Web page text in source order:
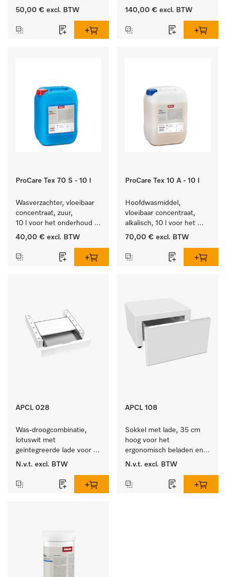
5 l voor het reinigen van
kleurechte bonte was.
50,00 € excl. BTW
alkalisch, 20 l voor het
en gevoelig textiel.
140,00 € excl. BTW
ProCare Tex 70 S - 10 l
Wasverzachter, vloeibaar
concentraat, zuur,
10 l voor het onderhoud
van vezels zodat het
40,00 € excl. BTW
ProCare Tex 10 A - 10 l
Hoofdwasmiddel,
vloeibaar concentraat,
alkalisch, 10 l voor het
reinigen van wit wasgoed
70,00 € excl. BTW
APCL 028
Was-droogcombinatie,
lotuswit met
geïntegreerde lade voor
een bijzonder
droogzuil. .
N.v.t. excl. BTW
APCL 108
Sokkel met lade, 35 cm
hoog voor het
ergonomisch beladen en
legen van de wasmachine
N.v.t. excl. BTW